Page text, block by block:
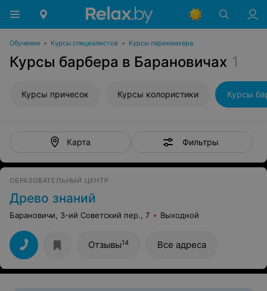
Обучение • Курсы специалистов • Курсы парикмахера
Курсы барбера в Барановичах 1
Курсы причесок Курсы колористики Курсы
Карта Фильтры
ОБРАЗОВАТЕЛЬНЫЙ ЦЕНТР
Древо знаний
Барановичи, 3-ий Советский пер., 7 Выходной
Отзывы14 Все адреса